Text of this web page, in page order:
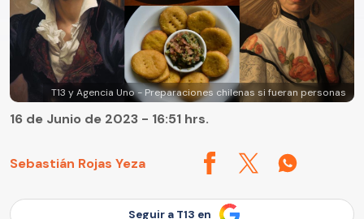
T13 y Agencia Uno - Preparaciones chilenas si fueran personas
Sebastián Rojas Yeza
16 de Junio de 2023 - 16:51 hrs.
Seguir a T13 en